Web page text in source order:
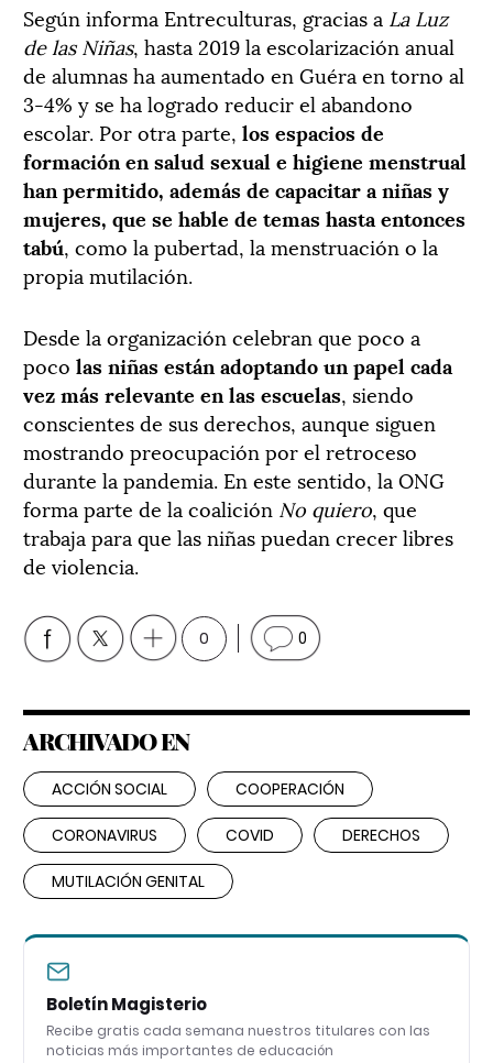
Según informa Entreculturas, gracias a La Luz
de las Niñas, hasta 2019 la escolarización anual
de alumnas ha aumentado en Guéra en torno al
3-4% y se ha logrado reducir el abandono
escolar. Por otra parte, los espacios de
formación en salud sexual e higiene menstrual
han permitido, además de capacitar a niñas y
mujeres, que se hable de temas hasta entonces
tabú, como la pubertad, la menstruación o la
propia mutilación.
Desde la organización celebran que poco a
poco las niñas están adoptando un papel cada
vez más relevante en las escuelas, siendo
conscientes de sus derechos, aunque siguen
mostrando preocupación por el retroceso
durante la pandemia. En este sentido, la ONG
forma parte de la coalición No quiero, que
trabaja para que las niñas puedan crecer libres
de violencia.
0 0
ARCHIVADO EN
ACCIÓN SOCIAL COOPERACIÓN
CORONAVIRUS COVID DERECHOS
MUTILACIÓN GENITAL
Boletín Magisterio
Recibe gratis cada semana nuestros titulares con las
noticias más importantes de educación